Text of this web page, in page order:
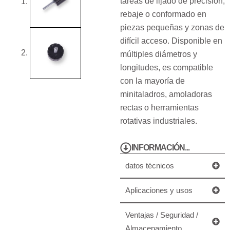
rebaje o conformado en
piezas pequeñas y zonas de
difícil acceso. Disponible en
múltiples diámetros y
longitudes, es compatible
con la mayoría de
minitaladros, amoladoras
rectas o herramientas
rotativas industriales.
INFORMACIÓN...
datos técnicos
Aplicaciones y usos
Ventajas / Seguridad /